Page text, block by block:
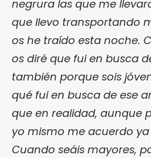
negrura las que me
que llevo transportando
os he traído esta noche.
os diré que fui en busca
también porque sois
qué fui en busca de ese
que en realidad, aunque
yo mismo me acuerdo ya
Cuando seáis mayores,